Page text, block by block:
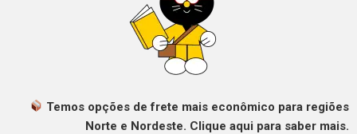
Temos opções de frete mais econômico para regiões
Norte e Nordeste. Clique aqui para saber mais.